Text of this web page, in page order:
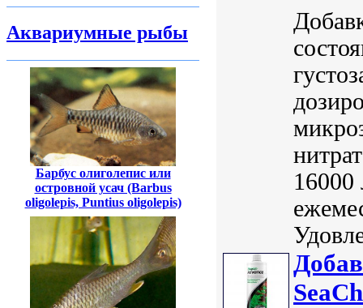
Аквариумные рыбы
Барбус олиголепис или
островной усач (Barbus
oligolepis, Puntius oligolepis)
16000